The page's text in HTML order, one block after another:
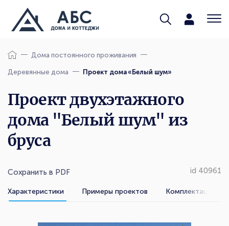
Дома постоянного проживания
Деревянные дома Проект дома «Белый шум»
Проект двухэтажного
дома "Белый шум" из
бруса
Сохранить в PDF id 40961
Характеристики Примеры проектов Комплектации